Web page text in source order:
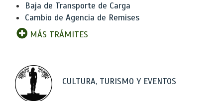
Baja de Transporte de Carga
Cambio de Agencia de Remises
MÁS TRÁMITES
CULTURA, TURISMO Y EVENTOS